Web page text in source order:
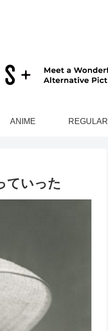
ANIME REGULAR
ていった